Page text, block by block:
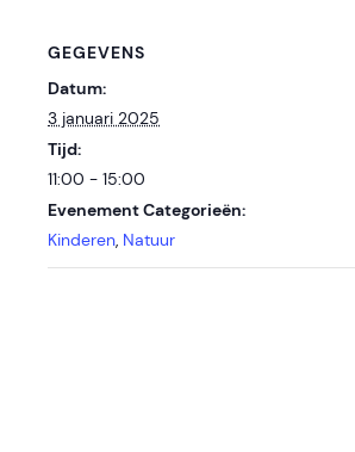
GEGEVENS
Datum:
3 januari 2025
Tijd:
11:00 - 15:00
Evenement Categorieën:
Kinderen, Natuur